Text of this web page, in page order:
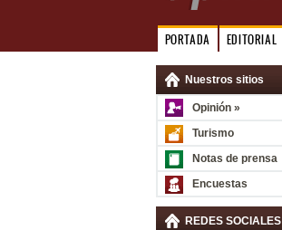
PORTADA EDITORIAL
Nuestros sitios
Opinión »
Turismo
Notas de prensa
Encuestas
REDES SOCIALES